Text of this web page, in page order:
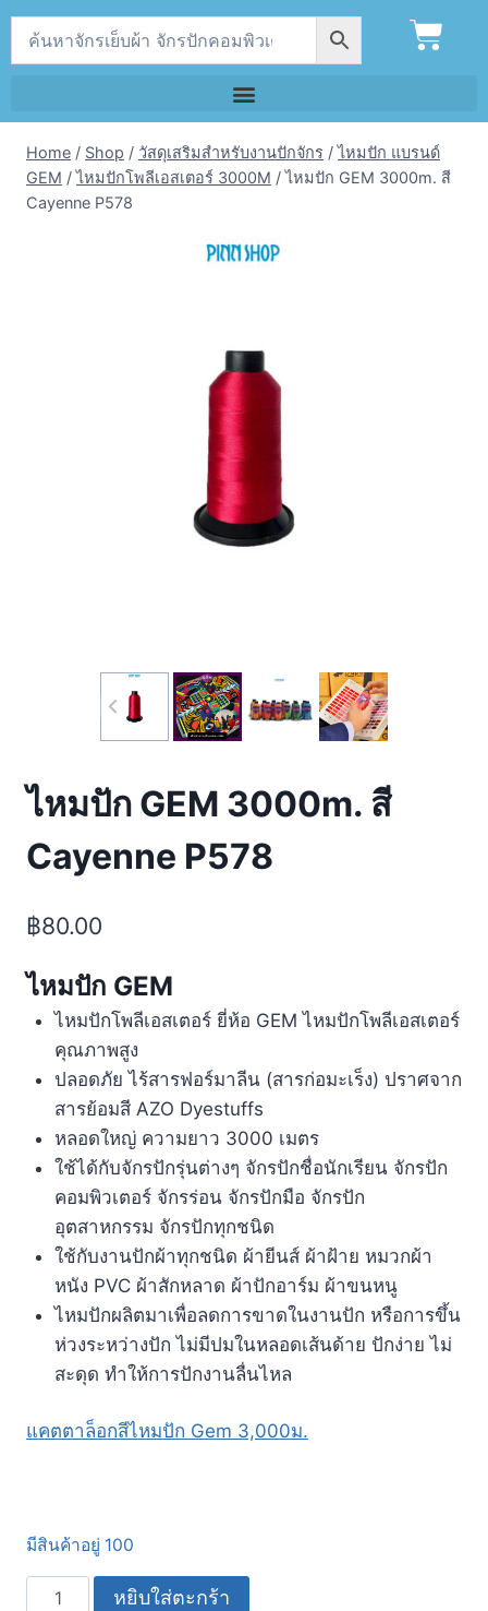
Home / Shop / วัสดุเสริมสำหรับงานปักจักร / ไหมปัก แบรนด์
GEM / ไหมปักโพลีเอสเตอร์ 3000M / ไหมปัก GEM 3000m. สี
Cayenne P578
ไหมปัก GEM 3000m. สี
Cayenne P578
฿80.00
ไหมปัก GEM
ไหมปักโพลีเอสเตอร์ ยี่ห้อ GEM ไหมปักโพลีเอสเตอร์
คุณภาพสูง
ปลอดภัย ไร้สารฟอร์มาลีน (สารก่อมะเร็ง) ปราศจาก
สารย้อมสี AZO Dyestuffs
หลอดใหญ่ ความยาว 3000 เมตร
ใช้ได้กับจักรปักรุ่นต่างๆ จักรปักชื่อนักเรียน จักรปัก
คอมพิวเตอร์ จักรร่อน จักรปักมือ จักรปัก
อุตสาหกรรม จักรปักทุกชนิด
ใช้กับงานปักผ้าทุกชนิด ผ้ายีนส์ ผ้าฝ้าย หมวกผ้า
หนัง PVC ผ้าสักหลาด ผ้าปักอาร์ม ผ้าขนหนู
ไหมปักผลิตมาเพื่อลดการขาดในงานปัก หรือการขึ้น
ห่วงระหว่างปัก ไม่มีปมในหลอดเส้นด้าย ปักง่าย ไม่
สะดุด ทำให้การปักงานลื่นไหล
แคตตาล็อกสีไหมปัก Gem 3,000ม.
มีสินค้าอยู่ 100
หยิบใส่ตะกร้า